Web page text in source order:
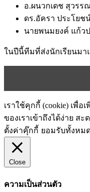
อ.ผนวกเดช สุวรร
ดร.อัครา ประโยช
นายพนมยงค์ แก้ว
ในปีนี้ทีมที่ส่งนักเรียนมา
เราใช้คุกกี้ (cookie) เพื่
ของเราเข้าถึงได้ง่าย ส
ตั้งค่าคุ๊กกี้ ยอมรับทั้งหม
Close
ความเป็นส่วนตัว